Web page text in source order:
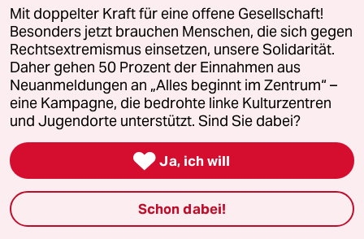
Lowandorder
31.05.2018,21:14 Uhr
@Karl Kraus:
Au Backe - Heute mal der Herr Karl
als Peter Siegfried Krausenecker!;)
Sie werrn verzeihen.
Was eine Vorlage!;)) - ;) als
Schlagobers!
”Der Teufel ist ein Optimist, wenn er
glaubt, daß er die Menschen
schlechter machen kann.“
Mit doppelter Kraft für eine offene Gesellschaft!
Besonders jetzt brauchen Menschen, die sich gegen
Rechtsextremismus einsetzen, unsere Solidarität.
Daher gehen 50 Prozent der Einnahmen aus
Neuanmeldungen an „Alles beginnt im Zentrum“ –
eine Kampagne, die bedrohte linke Kulturzentren
und Jugendorte unterstützt. Sind Sie dabei?
 Ja, ich will
Schon dabei!